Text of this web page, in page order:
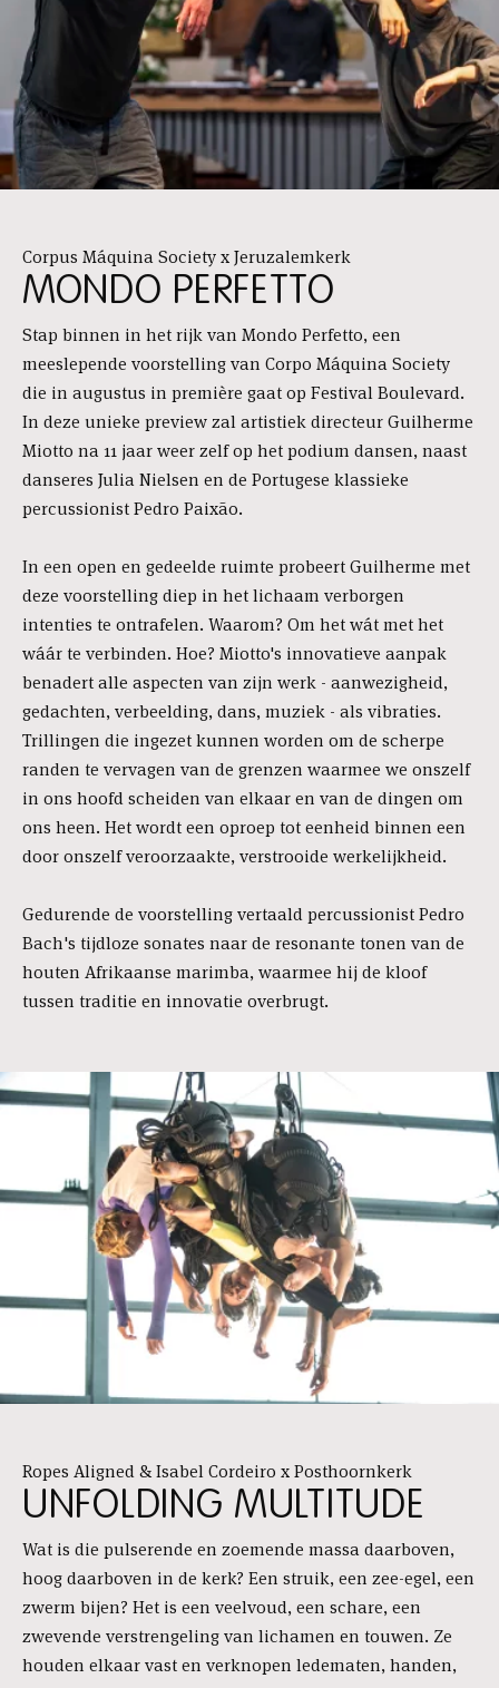
Corpus Máquina Society x Jeruzalemkerk
MONDO PERFETTO
Stap binnen in het rijk van Mondo Perfetto, een
meeslepende voorstelling van Corpo Máquina Society
die in augustus in première gaat op Festival Boulevard.
In deze unieke preview zal artistiek directeur Guilherme
Miotto na 11 jaar weer zelf op het podium dansen, naast
danseres Julia Nielsen en de Portugese klassieke
percussionist Pedro Paixão.
In een open en gedeelde ruimte probeert Guilherme met
deze voorstelling diep in het lichaam verborgen
intenties te ontrafelen. Waarom? Om het wát met het
wáár te verbinden. Hoe? Miotto's innovatieve aanpak
benadert alle aspecten van zijn werk - aanwezigheid,
gedachten, verbeelding, dans, muziek - als vibraties.
Trillingen die ingezet kunnen worden om de scherpe
randen te vervagen van de grenzen waarmee we onszelf
in ons hoofd scheiden van elkaar en van de dingen om
ons heen. Het wordt een oproep tot eenheid binnen een
door onszelf veroorzaakte, verstrooide werkelijkheid.
Gedurende de voorstelling vertaald percussionist Pedro
Bach's tijdloze sonates naar de resonante tonen van de
houten Afrikaanse marimba, waarmee hij de kloof
tussen traditie en innovatie overbrugt.
Ropes Aligned & Isabel Cordeiro x Posthoornkerk
UNFOLDING MULTITUDE
Wat is die pulserende en zoemende massa daarboven,
hoog daarboven in de kerk? Een struik, een zee-egel, een
zwerm bijen? Het is een veelvoud, een schare, een
zwevende verstrengeling van lichamen en touwen. Ze
houden elkaar vast en verknopen ledematen, handen,